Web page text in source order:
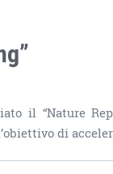
il “Nature
di